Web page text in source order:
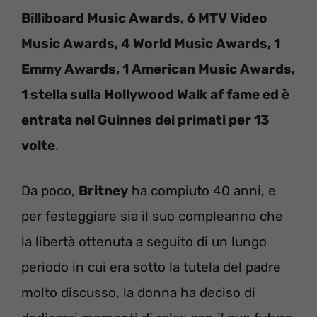
Billiboard Music Awards, 6 MTV Video
Music Awards, 4 World Music Awards, 1
Emmy Awards, 1 American Music Awards,
1 stella sulla Hollywood Walk af fame ed è
entrata nel Guinnes dei primati per 13
volte.
Da poco, Britney ha compiuto 40 anni, e
per festeggiare sia il suo compleanno che
la libertà ottenuta a seguito di un lungo
periodo in cui era sotto la tutela del padre
molto discusso, la donna ha deciso di